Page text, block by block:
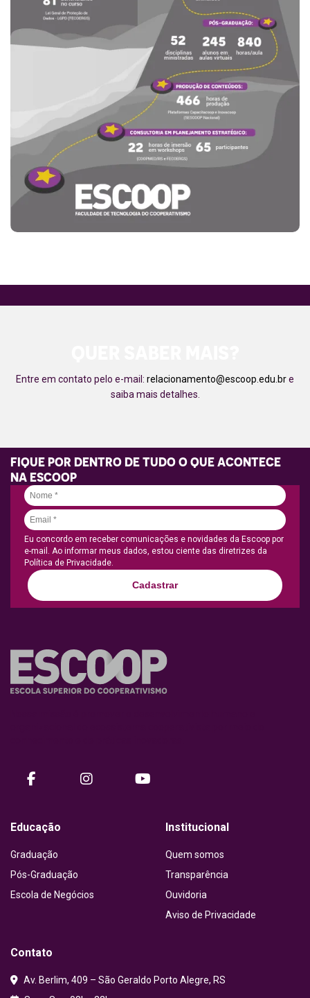
Entre em contato pelo e-mail: relacionamento@escoop.edu.bre
saiba mais detalhes.
FIQUE POR DENTRO DE TUDO O QUE ACONTECE
NA ESCOOP
Eu concordo em receber comunicações e novidades da Escoop por
e-mail. Ao informar meus dados, estou ciente das diretrizes da
Política de Privacidade.
Cadastrar
facebookinstagram
Educação
Graduação
Pós-Graduação
Escola de Negócios
Institucional
Quem somos
Transparência
Ouvidoria
Aviso de Privacidade
Contato
Av. Berlim, 409 – São Geraldo Porto Alegre, RS